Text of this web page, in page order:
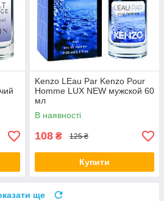
Kenzo LEau Par Kenzo Pour
Homme LUX NEW мужской 60
мл
В наявності
108 ₴ 125 ₴
Купити
ще